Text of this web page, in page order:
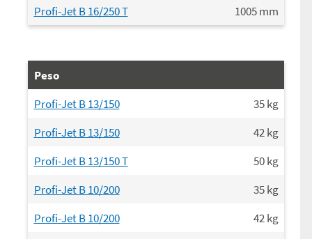
Profi-Jet B 16/250 T
1005mm
Peso
Profi-Jet B 13/150
35kg
Profi-Jet B 13/150
42kg
Profi-Jet B 13/150 T
50kg
Profi-Jet B 10/200
35kg
Profi-Jet B 10/200
42kg